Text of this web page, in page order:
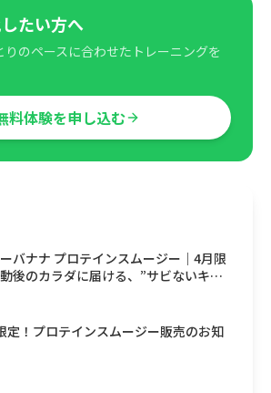
たい方へ
のペースに合わせたトレーニングを
料体験を申し込む
バナナ プロテインスムージー｜4月限
後のカラダに届ける、”サビないキレ
定！プロテインスムージー販売のお知